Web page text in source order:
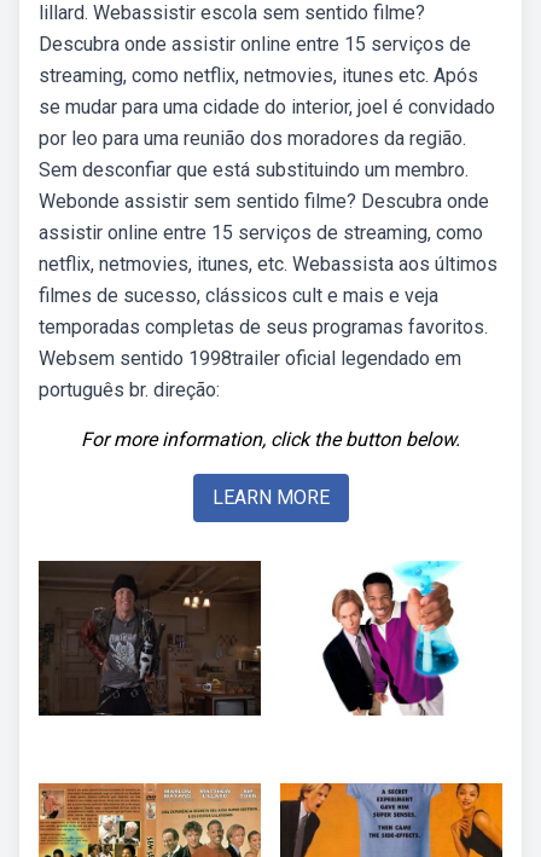
lillard. Webassistir escola sem sentido filme?
Descubra onde assistir online entre 15 serviços de
streaming, como netflix, netmovies, itunes etc. Após
se mudar para uma cidade do interior, joel é convidado
por leo para uma reunião dos moradores da região.
Sem desconfiar que está substituindo um membro.
Webonde assistir sem sentido filme? Descubra onde
assistir online entre 15 serviços de streaming, como
netflix, netmovies, itunes, etc. Webassista aos últimos
filmes de sucesso, clássicos cult e mais e veja
temporadas completas de seus programas favoritos.
Websem sentido 1998trailer oficial legendado em
português br. direção:
For more information, click the button below.
LEARN MORE